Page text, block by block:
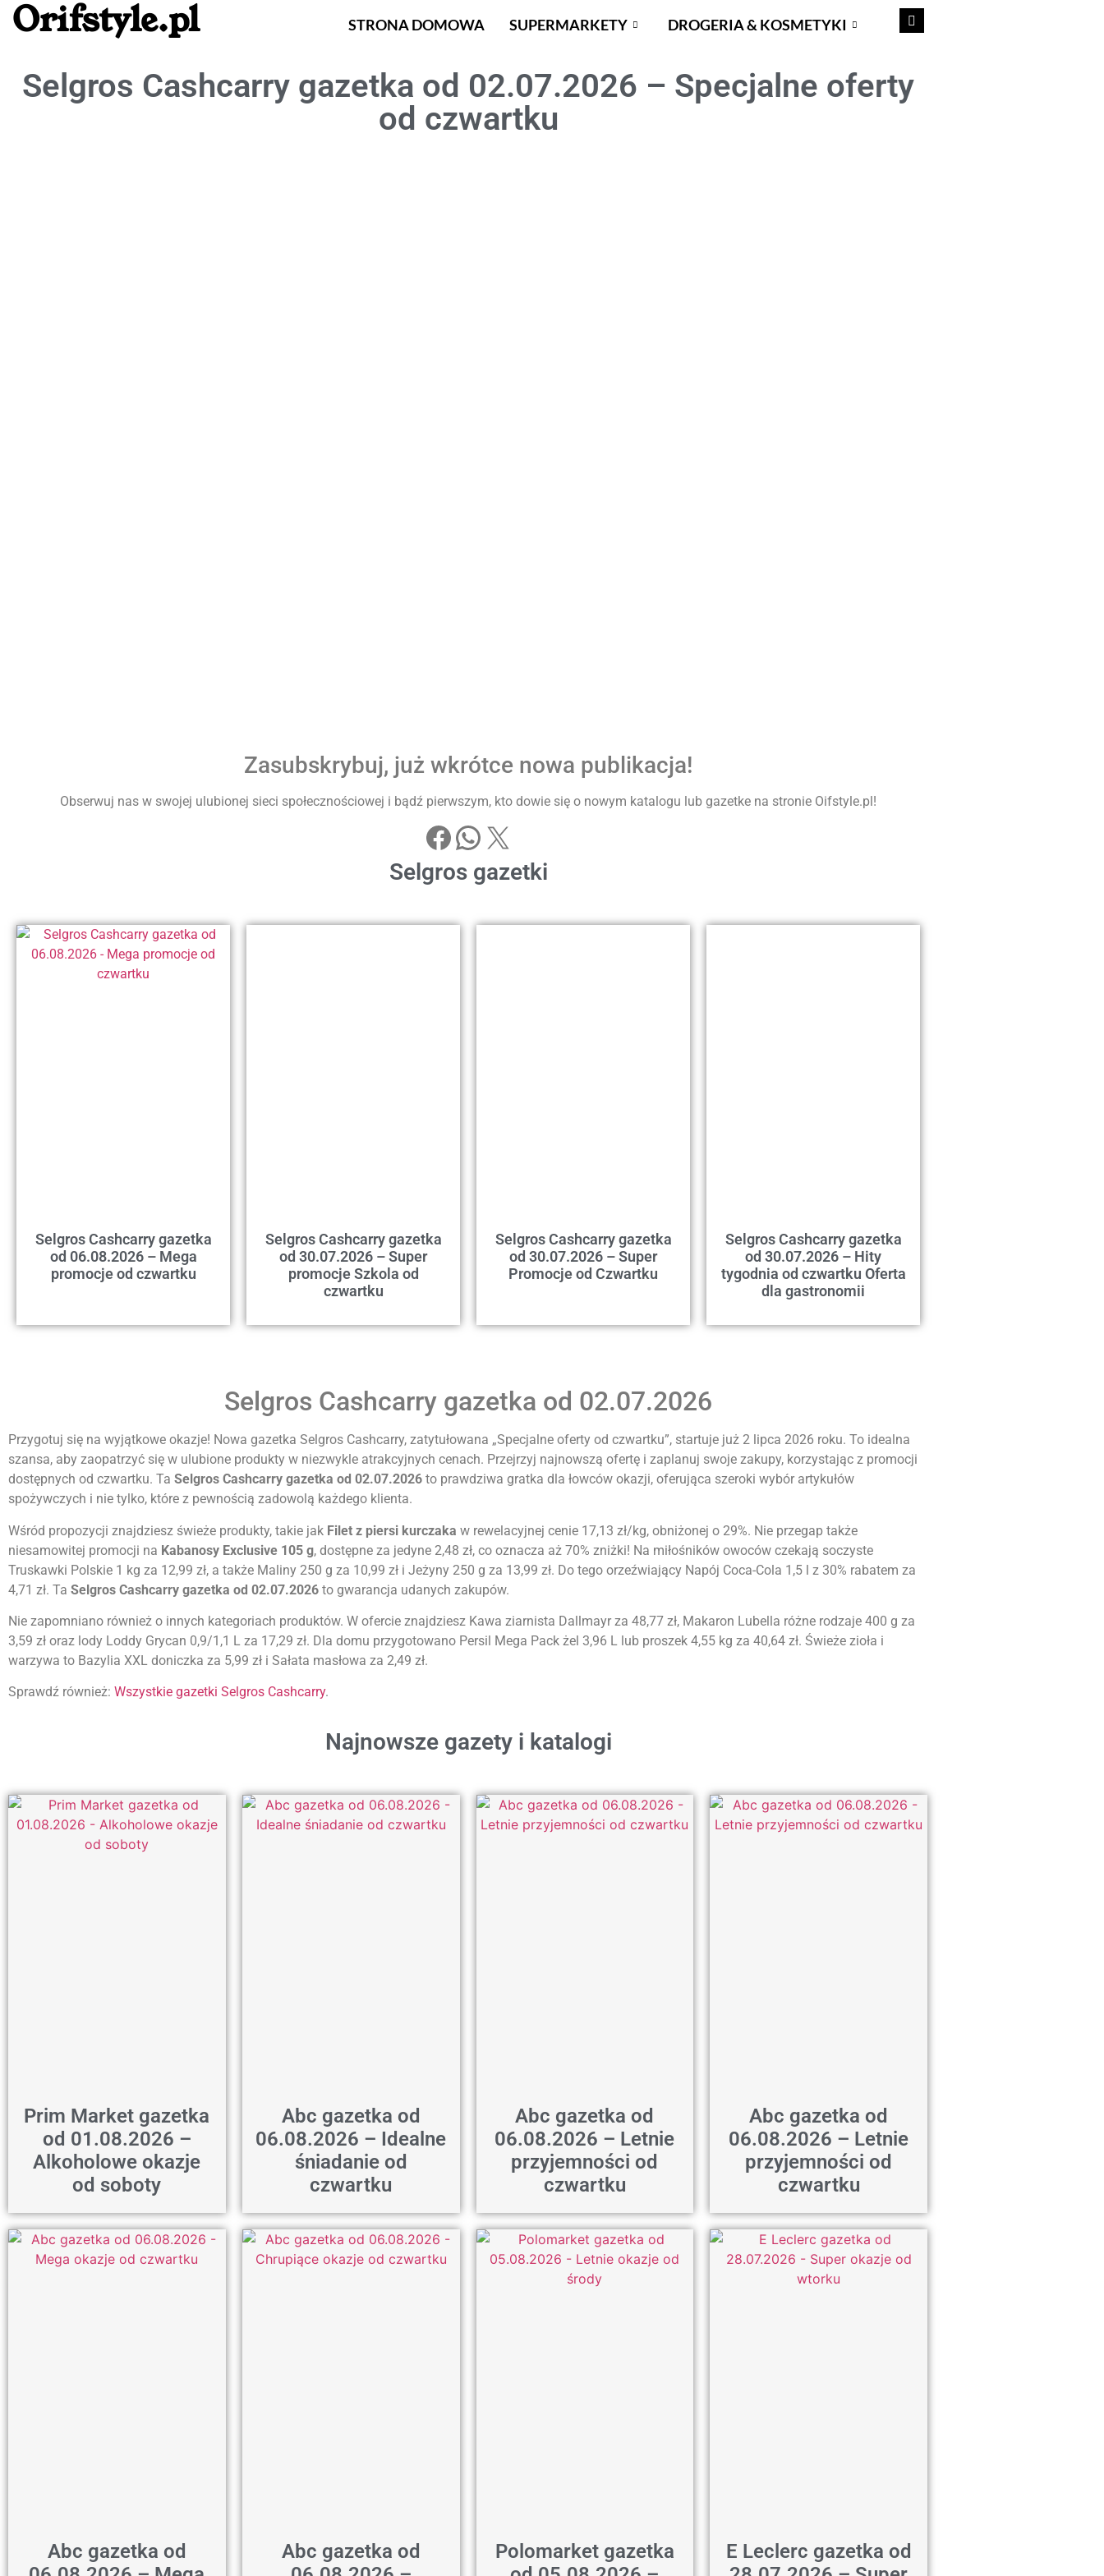
Orifstyle.pl STRONA DOMOWA SUPERMARKETY DROGERIA & KOSMETYKI
Selgros Cashcarry gazetka od 02.07.2026 – Specjalne oferty
od czwartku
Zasubskrybuj, już wkrótce nowa publikacja!
Obserwuj nas w swojej ulubionej sieci społecznościowej i bądź pierwszym, kto dowie się o nowym katalogu lub gazetke na stronie Oifstyle.pl!
Selgros gazetki
Selgros Cashcarry gazetka
od 06.08.2026 – Mega
promocje od czwartku
Selgros Cashcarry gazetka
od 30.07.2026 – Super
promocje Szkola od
czwartku
Selgros Cashcarry gazetka
od 30.07.2026 – Super
Promocje od Czwartku
Selgros Cashcarry gazetka
od 30.07.2026 – Hity
tygodnia od czwartku Oferta
dla gastronomii
Selgros Cashcarry gazetka od 02.07.2026
Przygotuj się na wyjątkowe okazje! Nowa gazetka Selgros Cashcarry, zatytułowana „Specjalne oferty od czwartku”, startuje już 2 lipca 2026 roku. To idealna
szansa, aby zaopatrzyć się w ulubione produkty w niezwykle atrakcyjnych cenach. Przejrzyj najnowszą ofertę i zaplanuj swoje zakupy, korzystając z promocji
dostępnych od czwartku. Ta Selgros Cashcarry gazetka od 02.07.2026 to prawdziwa gratka dla łowców okazji, oferująca szeroki wybór artykułów
spożywczych i nie tylko, które z pewnością zadowolą każdego klienta.
Wśród propozycji znajdziesz świeże produkty, takie jak Filet z piersi kurczaka w rewelacyjnej cenie 17,13 zł/kg, obniżonej o 29%. Nie przegap także
niesamowitej promocji na Kabanosy Exclusive 105 g, dostępne za jedyne 2,48 zł, co oznacza aż 70% zniżki! Na miłośników owoców czekają soczyste
Truskawki Polskie 1 kg za 12,99 zł, a także Maliny 250 g za 10,99 zł i Jeżyny 250 g za 13,99 zł. Do tego orzeźwiający Napój Coca-Cola 1,5 l z 30% rabatem za
4,71 zł. Ta Selgros Cashcarry gazetka od 02.07.2026 to gwarancja udanych zakupów.
Nie zapomniano również o innych kategoriach produktów. W ofercie znajdziesz Kawa ziarnista Dallmayr za 48,77 zł, Makaron Lubella różne rodzaje 400 g za
3,59 zł oraz lody Loddy Grycan 0,9/1,1 L za 17,29 zł. Dla domu przygotowano Persil Mega Pack żel 3,96 L lub proszek 4,55 kg za 40,64 zł. Świeże zioła i
warzywa to Bazylia XXL doniczka za 5,99 zł i Sałata masłowa za 2,49 zł.
Sprawdź również: Wszystkie gazetki Selgros Cashcarry.
Najnowsze gazety i katalogi
Prim Market gazetka
od 01.08.2026 –
Alkoholowe okazje
od soboty
Abc gazetka od
06.08.2026 – Idealne
śniadanie od
czwartku
Abc gazetka od
06.08.2026 – Letnie
przyjemności od
czwartku
Abc gazetka od
06.08.2026 – Letnie
przyjemności od
czwartku
Abc gazetka od
Abc gazetka od
Polomarket gazetka
E Leclerc gazetka od